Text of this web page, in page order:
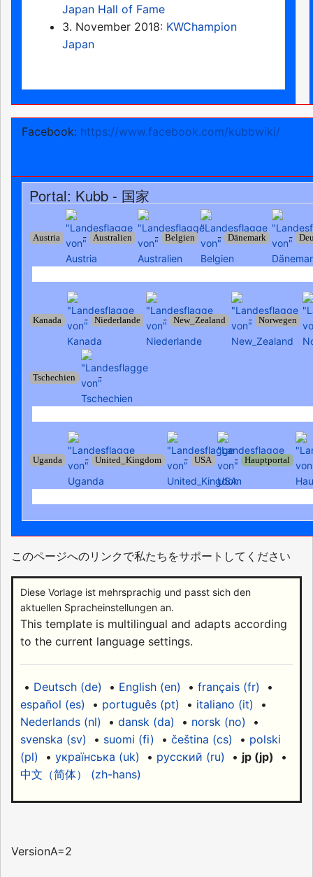
Japan Hall of Fame
3. November 2018: KWChampion
Japan
Facebook: https://www.facebook.com/kubbwiki/
Portal: Kubb - 国家
Austria - Australien - Belgien - Dänemark -
Kanada - Niederlande - New_Zealand - Norwegen
Tschechien -
Uganda - United_Kingdom - USA - Hauptportal
このページへのリンクで私たちをサポートしてください
Diese Vorlage ist mehrsprachig und passt sich den
aktuellen Spracheinstellungen an.
This template is multilingual and adapts according
to the current language settings.
• Deutsch (de) • English (en) • français (fr) •
español (es) • português (pt) • italiano (it) •
Nederlands (nl) • dansk (da) • norsk (no) •
svenska (sv) • suomi (fi) • čeština (cs) • polski
(pl) • українська (uk) • русский (ru) • jp (jp) •
中文（简体）‎ (zh-hans)
VersionA=2